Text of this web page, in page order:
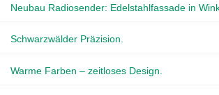
Neubau Radiosender: Edelstahlfassade in
Schwarzwälder Präzision.
Warme Farben – zeitloses Design.